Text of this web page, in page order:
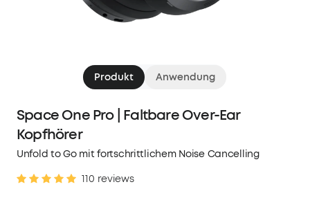
Produkt Anwendung
Space One Pro | Faltbare Over-Ear
Kopfhörer
Unfold to Go mit fortschrittlichem Noise Cancelling
110 reviews